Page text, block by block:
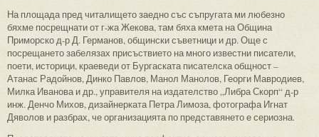
На площада пред читалището заедно със съпругата ми любезно
бяхме посрещнати от г-жа Жекова, там бяха кмета на Община
Приморско д-р Д. Германов, общински съветници и др. Още с
посрещането забелязах присъствието на много известни писатели,
поети, историци, краеведи от Бургаската писателска общност –
Атанас Радойнов, Динко Павлов, Манол Манолов, Георги Мавродиев,
Милка Иванова и др., управителя на издателство „Либра Скорп“ д-р
инж. Денчо Михов, дизайнерката Петра Лимоза, фотографа Игнат
Дяволов и разбрах, че организацията по представянето е сериозна.